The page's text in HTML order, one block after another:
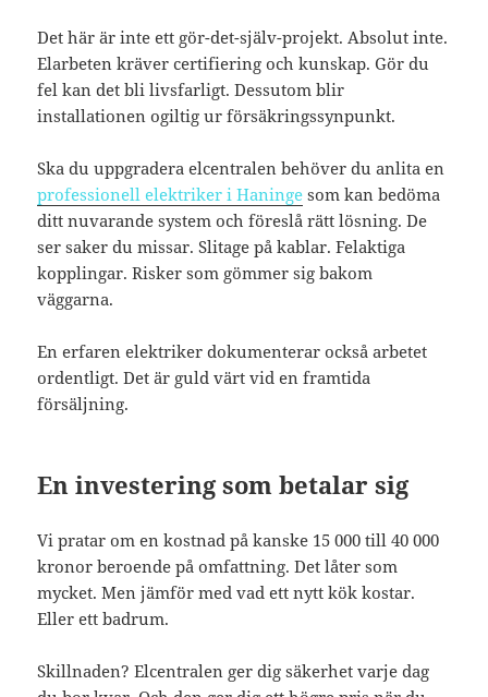
Det här är inte ett gör-det-själv-projekt. Absolut inte.
Elarbeten kräver certifiering och kunskap. Gör du
fel kan det bli livsfarligt. Dessutom blir
installationen ogiltig ur försäkringssynpunkt.
Ska du uppgradera elcentralen behöver du anlita en
professionell elektriker i Haninge som kan bedöma
ditt nuvarande system och föreslå rätt lösning. De
ser saker du missar. Slitage på kablar. Felaktiga
kopplingar. Risker som gömmer sig bakom
väggarna.
En erfaren elektriker dokumenterar också arbetet
ordentligt. Det är guld värt vid en framtida
försäljning.
En investering som betalar sig
Vi pratar om en kostnad på kanske 15 000 till 40 000
kronor beroende på omfattning. Det låter som
mycket. Men jämför med vad ett nytt kök kostar.
Eller ett badrum.
Skillnaden? Elcentralen ger dig säkerhet varje dag